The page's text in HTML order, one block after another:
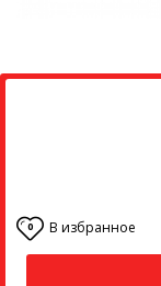
0 В избранное